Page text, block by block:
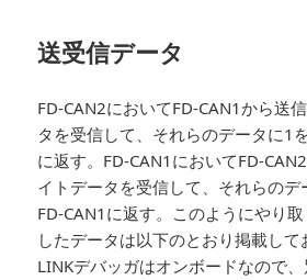
送受信データ
FD-CAN2においてFD-CAN1から送
タを受信して、それらのデータに1
に返す。FD-CAN1においてFD-
イトデータを受信して、それらのデ
FD-CAN1に返す。このようにやり
したデータは以下のとおり掲載して
LINKデバッガはオンボードなので、